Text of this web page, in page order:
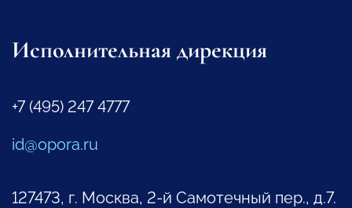
Исполнительная дирекция
+7 (495) 247 4777
id@opora.ru
127473, г. Москва, 2-й Самотечный пер., д.7.